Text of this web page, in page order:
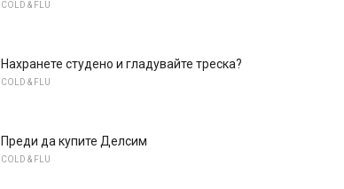
COLD & FLU
Нахранете студено и гладувайте треска?
COLD & FLU
Преди да купите Делсим
COLD & FLU